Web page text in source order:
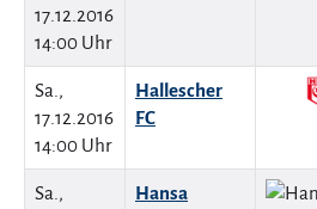
17.12.2016
14:00 Uhr
Sa.,
17.12.2016
14:00 Uhr
Hallescher
FC
Sa.,
Hansa